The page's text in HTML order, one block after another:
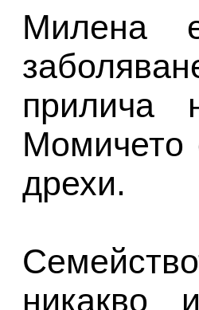
Милена
прилича
Момичето
дрехи.
никакво